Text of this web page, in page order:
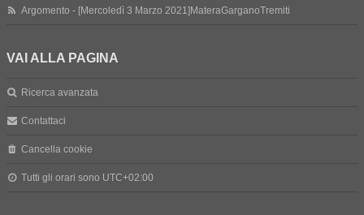
Argomento - [Mercoledì 3 Marzo 2021]MateraGarganoTremiti
VAI ALLA PAGINA
Ricerca avanzata
Contattaci
Cancella cookie
Tutti gli orari sono UTC+02:00